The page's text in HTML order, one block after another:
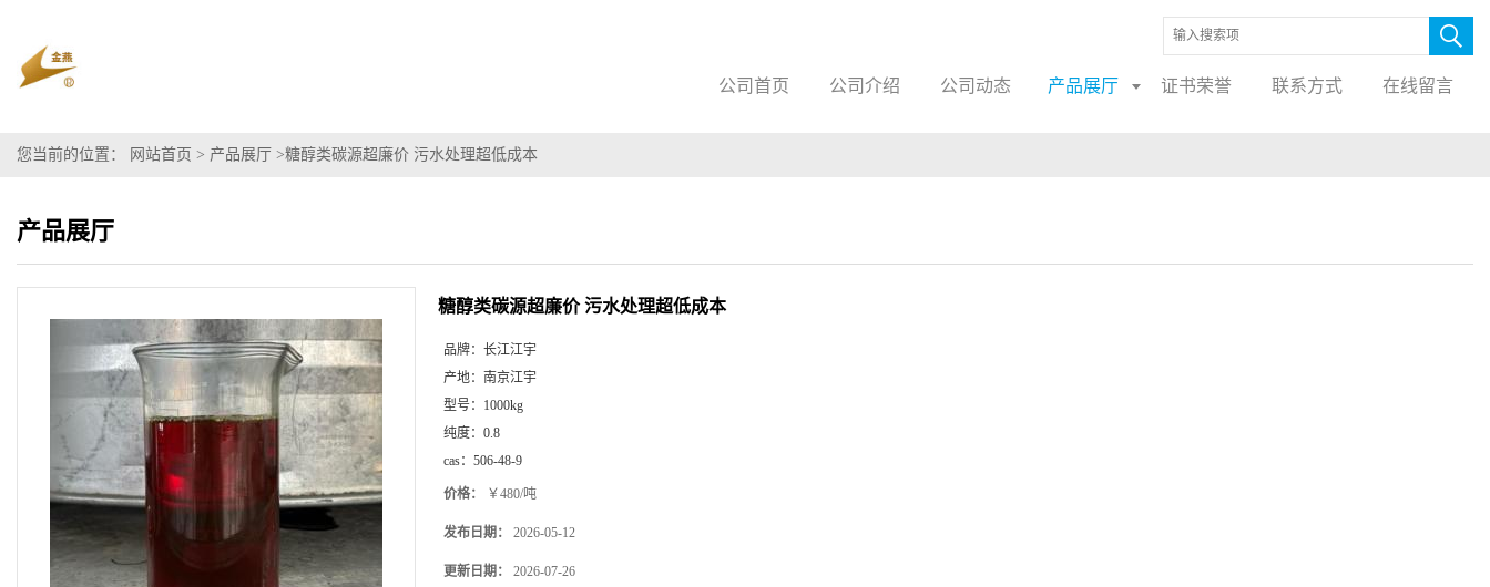
公司首页 公司介绍 公司动态 产品展厅 证书荣誉 联系方式 在线留言
您当前的位置： 网站首页 > 产品展厅 >糖醇类碳源超廉价 污水处理超低成本
产品展厅
糖醇类碳源超廉价 污水处理超低成本
品牌： 长江江宇
产地： 南京江宇
型号： 1000kg
纯度： 0.8
cas： 506-48-9
价格： ￥480/吨
发布日期： 2026-05-12
更新日期： 2026-07-26